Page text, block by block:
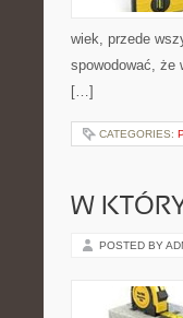
wiek, przede
spowodować, że
[…]
CATEGORIES:
W
POSTED BY